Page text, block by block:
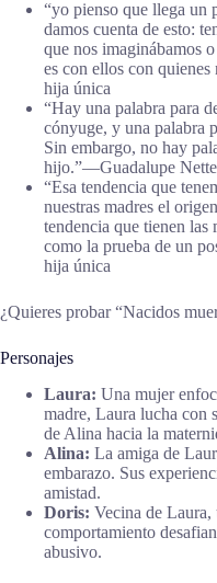
“yo pienso que llega un
damos cuenta de esto:
que nos imaginábamos
es con ellos con
hija única
“Hay una palabra para
cónyuge, y una palabra
Sin embargo, no hay
hijo.”―Guadalupe
“Esa tendencia que
nuestras madres el
tendencia que tienen las
como la prueba de un
hija única
¿Quieres probar “Nacidos
Personajes
Laura: Una mujer
madre, Laura lucha con
de Alina hacia la
Alina: La amiga de
embarazo. Sus
amistad.
Doris: Vecina de Laura,
comportamiento
abusivo.